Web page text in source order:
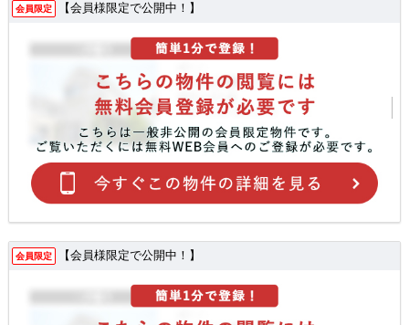
会員限定 【会員様限定で公開中！】
会員限定 【会員様限定で公開中！】